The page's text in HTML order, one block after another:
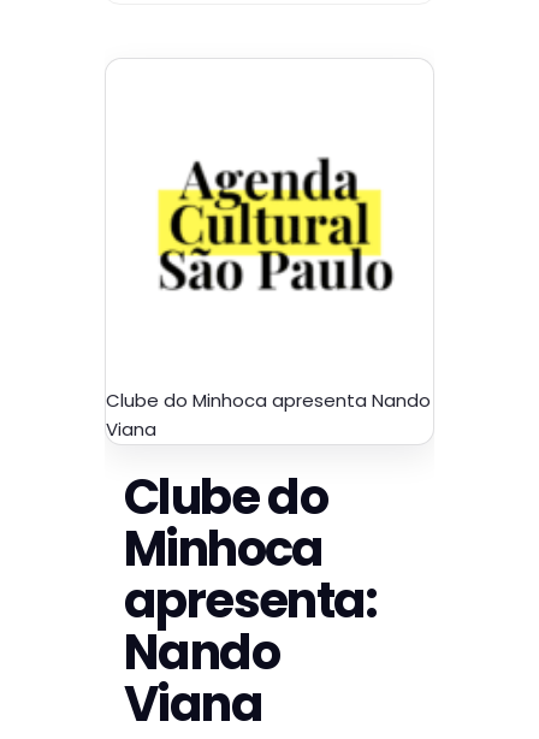
Clube do Minhoca apresenta Nando
Viana
Clube do
Minhoca
apresenta:
Nando
Viana